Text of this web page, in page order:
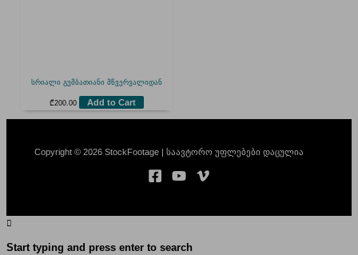
სრიალი გუმბათიანი მწვერვალიდან
₾200.00 Add to Cart
Copyright © 2026 StockFootage | საავტორო უფლებები დაცულია
Start typing and press enter to search